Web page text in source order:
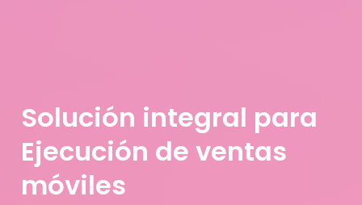
Solución integral para
Ejecución de ventas
móviles